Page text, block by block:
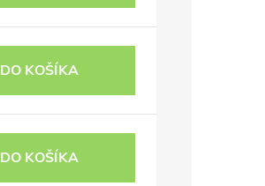
DO KOŠÍKA
DO KOŠÍKA